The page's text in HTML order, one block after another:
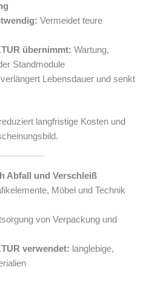
Vermeidet teure
übernimmt: Wartung,
Standmodule
Lebensdauer und senkt
langfristige Kosten und
Abfall und Verschleiß
Möbel und Technik
von Verpackung und
verwendet: langlebige,